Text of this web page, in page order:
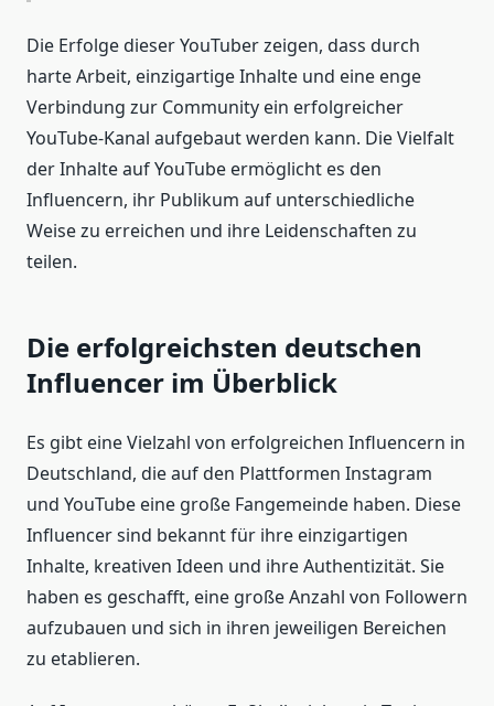
Die Erfolge dieser YouTuber zeigen, dass durch
harte Arbeit, einzigartige Inhalte und eine enge
Verbindung zur Community ein erfolgreicher
YouTube-Kanal aufgebaut werden kann. Die Vielfalt
der Inhalte auf YouTube ermöglicht es den
Influencern, ihr Publikum auf unterschiedliche
Weise zu erreichen und ihre Leidenschaften zu
teilen.
Die erfolgreichsten deutschen
Influencer im Überblick
Es gibt eine Vielzahl von erfolgreichen Influencern in
Deutschland, die auf den Plattformen Instagram
und YouTube eine große Fangemeinde haben. Diese
Influencer sind bekannt für ihre einzigartigen
Inhalte, kreativen Ideen und ihre Authentizität. Sie
haben es geschafft, eine große Anzahl von Followern
aufzubauen und sich in ihren jeweiligen Bereichen
zu etablieren.